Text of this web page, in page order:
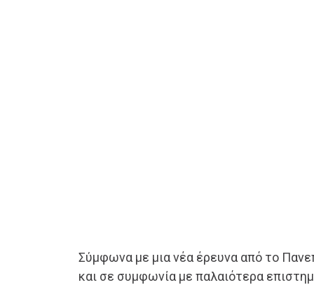
Σύμφωνα με μια νέα έρευνα από το
και σε συμφωνία με παλαιότερα